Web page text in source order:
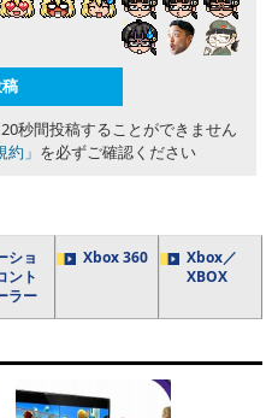
秒間投稿することができません
約」 を必ずご確認ください
ショ
ント
ラー
Xbox 360
Xbox／
XBOX